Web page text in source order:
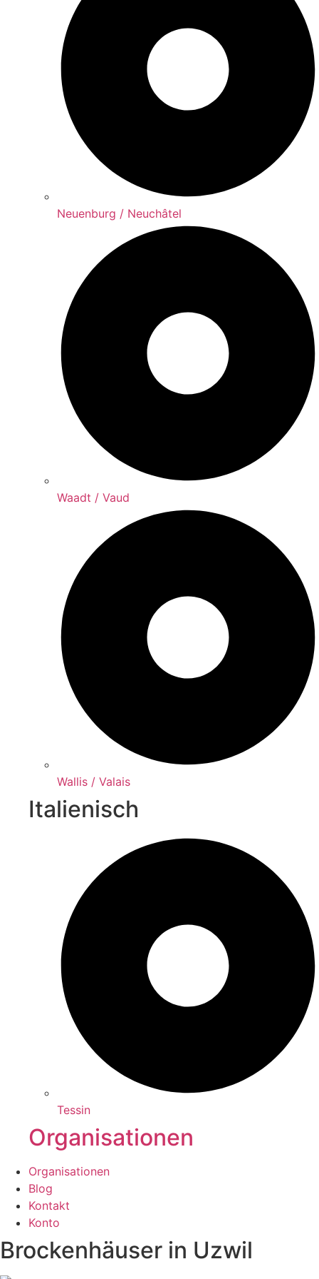
Neuenburg / Neuchâtel
Waadt / Vaud
Wallis / Valais
Italienisch
Tessin
Organisationen
Organisationen
Blog
Kontakt
Konto
Brockenhäuser in Uzwil